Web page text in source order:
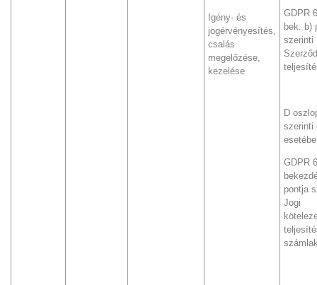
Igény- és
jogérvényesítés,
csalás
megelőzése,
kezelése
GDPR
bek. b)
szerinti
D
szerinti
GDPR
pontja
Jogi